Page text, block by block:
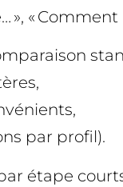
», « Comment
par profil).
étape